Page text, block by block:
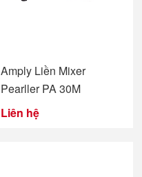
Amply Liền Mixer
Pearller PA 30M
Liên hệ